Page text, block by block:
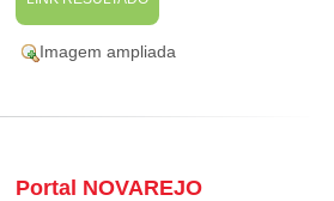
Imagem ampliada
Portal NOVAREJO